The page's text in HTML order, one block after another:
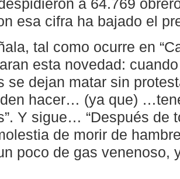
a 64.769
esa cifra ha bajado el
tal como ocurre en
esta novedad:
se dejan matar sin
hacer… (ya que)
Y sigue… “Después de
de morir de
poco de gas venenoso,